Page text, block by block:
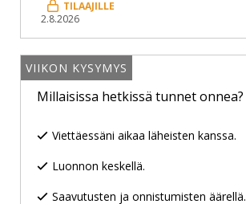
2.8.2026
VIIKON KYSYMYS
Millaisissa hetkissä tunnet onnea?
Viettäessäni aikaa läheisten kanssa.
Luonnon keskellä.
Saavutusten ja onnistumisten äärellä.